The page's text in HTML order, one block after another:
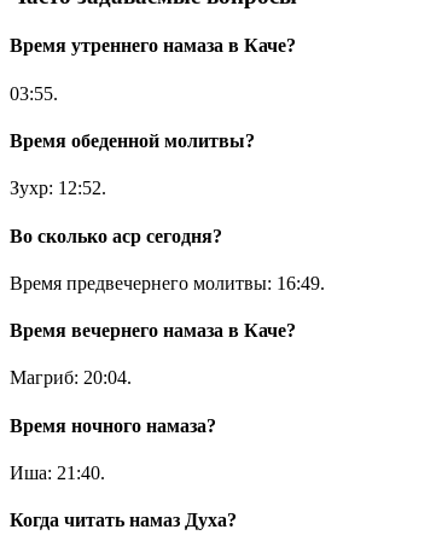
Время утреннего намаза в Каче?
03:55.
Время обеденной молитвы?
Зухр: 12:52.
Во сколько аср сегодня?
Время предвечернего молитвы: 16:49.
Время вечернего намаза в Каче?
Магриб: 20:04.
Время ночного намаза?
Иша: 21:40.
Когда читать намаз Духа?